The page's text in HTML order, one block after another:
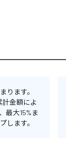
ります。
計金額によ
最大15%ま
します。